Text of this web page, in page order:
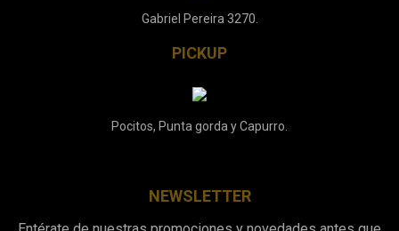
Gabriel Pereira 3270.
PICKUP
Pocitos, Punta gorda y Capurro.
NEWSLETTER